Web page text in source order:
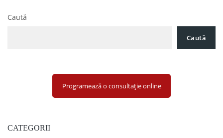
Caută
Caută
Programează o consultație online
CATEGORII